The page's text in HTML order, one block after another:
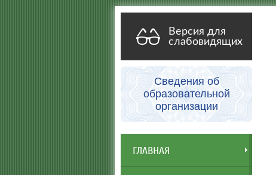
Версия для
слабовидящих
Сведения об
образовательной
организации
ГЛАВНАЯ